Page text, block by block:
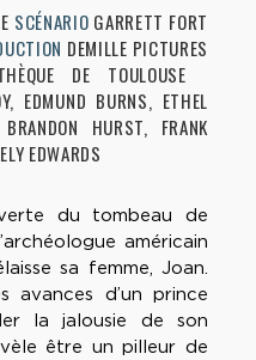
SCÉNARIO GARRETT FORT
DEMILLE PICTURES
DE TOULOUSE
EDMUND BURNS, ETHEL
HURST, FRANK
EDWARDS
du tombeau de
américain
sa femme, Joan.
avances d’un prince
la jalousie de son
être un pilleur de